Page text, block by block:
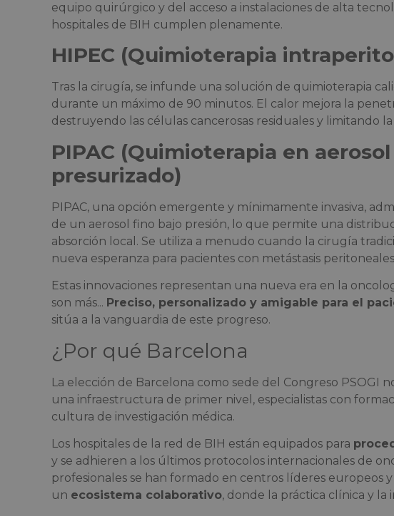
equipo quirúrgico y del acceso a instalaciones de alta
hospitales de BIH cumplen plenamente.
HIPEC (Quimioterapia
Tras la cirugía, se infunde una solución de quimioterapia
durante un máximo de 90 minutos. El calor mejora la
destruyendo las células cancerosas residuales y limitando
PIPAC (Quimioterapia en
presurizado)
PIPAC, una opción emergente y mínimamente invasiva,
de un aerosol fino bajo presión, lo que permite una
absorción local. Se utiliza a menudo cuando la cirugía
nueva esperanza para pacientes con metástasis
Estas innovaciones representan una nueva era en la
son más... Preciso, personalizado y amigable para el
sitúa a la vanguardia de este progreso.
¿Por qué Barcelona
La elección de Barcelona como sede del Congreso PSOGI
una infraestructura de primer nivel, especialistas con
cultura de investigación médica.
Los hospitales de la red de BIH están equipados para
y se adhieren a los últimos protocolos internacionales de
profesionales se han formado en centros líderes europeos
un ecosistema colaborativo, donde la práctica clínica y la